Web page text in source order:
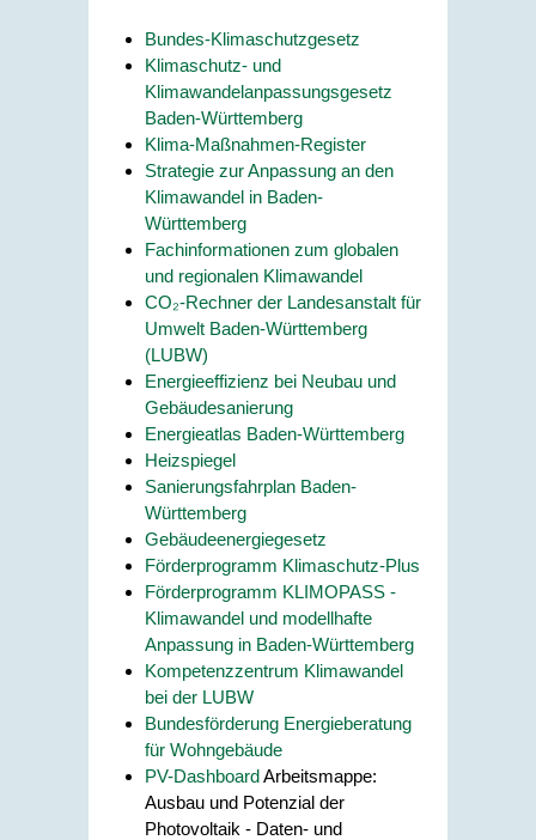
Bundes-Klimaschutzgesetz
Klimaschutz- und
Klimawandelanpassungsgesetz
Baden-Württemberg
Klima-Maßnahmen-Register
Strategie zur Anpassung an den
Klimawandel in Baden-
Württemberg
Fachinformationen zum globalen
und regionalen Klimawandel
CO₂-Rechner der Landesanstalt für
Umwelt Baden-Württemberg
(LUBW)
Energieeffizienz bei Neubau und
Gebäudesanierung
Energieatlas Baden-Württemberg
Heizspiegel
Sanierungsfahrplan Baden-
Württemberg
Gebäudeenergiegesetz
Förderprogramm Klimaschutz-Plus
Förderprogramm KLIMOPASS -
Klimawandel und modellhafte
Anpassung in Baden-Württemberg
Kompetenzzentrum Klimawandel
bei der LUBW
Bundesförderung Energieberatung
für Wohngebäude
PV-DashboardArbeitsmappe:
Ausbau und Potenzial der
Photovoltaik - Daten- und